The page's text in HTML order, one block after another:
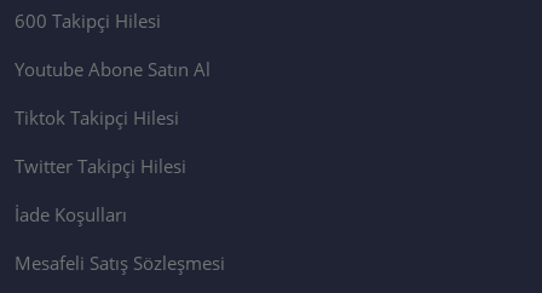
600 Takipçi Hilesi
Youtube Abone Satın Al
Tiktok Takipçi Hilesi
Twitter Takipçi Hilesi
İade Koşulları
Mesafeli Satış Sözleşmesi